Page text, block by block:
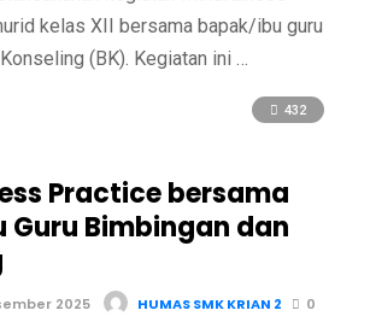
kelas XII bersama bapak/ibu guru
(BK). Kegiatan ini …
432
Practice bersama
Guru Bimbingan dan
2025 HUMAS SMK KRIAN 2 0